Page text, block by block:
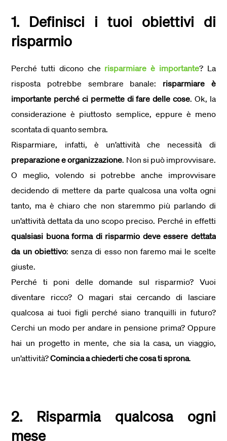
1. Definisci i tuoi obiettivi di
risparmio
Perché tutti dicono che risparmiare è importante? La
risposta potrebbe sembrare banale: risparmiare è
importante perché ci permette di fare delle cose. Ok, la
considerazione è piuttosto semplice, eppure è meno
scontata di quanto sembra.
Risparmiare, infatti, è un’attività che necessità di
preparazione e organizzazione. Non si può improvvisare.
O meglio, volendo si potrebbe anche improvvisare
decidendo di mettere da parte qualcosa una volta ogni
tanto, ma è chiaro che non staremmo più parlando di
un’attività dettata da uno scopo preciso. Perché in effetti
qualsiasi buona forma di risparmio deve essere dettata
da un obiettivo: senza di esso non faremo mai le scelte
giuste.
Perché ti poni delle domande sul risparmio? Vuoi
diventare ricco? O magari stai cercando di lasciare
qualcosa ai tuoi figli perché siano tranquilli in futuro?
Cerchi un modo per andare in pensione prima? Oppure
hai un progetto in mente, che sia la casa, un viaggio,
un’attività?Comincia a chiederti che cosa ti sprona.
2. Risparmia qualcosa ogni
mese